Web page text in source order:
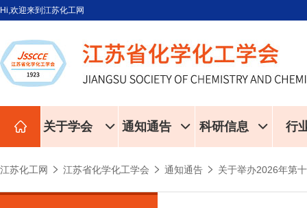
Hi,欢迎来到江苏化工网
关于学会 通知通告 科研信息 行
江苏化工网 江苏省化学化工学会 通知通告 关于举办2026年第